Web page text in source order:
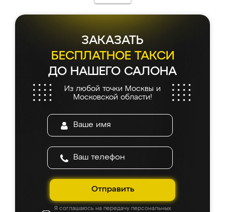
ЗАКАЗАТЬ
БЕСПЛАТНОЕ ТАКСИ
ДО НАШЕГО САЛОНА
Из любой точки Москвы и
Московской области!
Отправить
Я соглашаюсь на передачу персональных